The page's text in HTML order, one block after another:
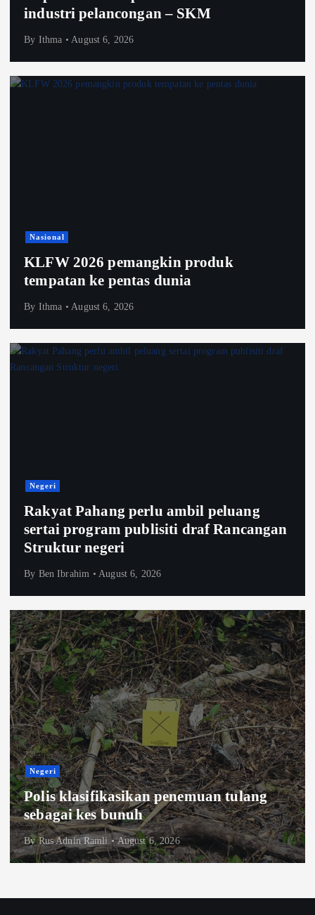
industri pelancongan – SKM
By Ithma August 6, 2026
Nasional
KLFW 2026 pemangkin produk
tempatan ke pentas dunia
By Ithma August 6, 2026
Negeri
Rakyat Pahang perlu ambil peluang
sertai program publisiti draf Rancangan
Struktur negeri
By Ben Ibrahim August 6, 2026
Negeri
Polis klasifikasikan penemuan tulang
sebagai kes bunuh
ByRus Adnin Ramli August 6, 2026